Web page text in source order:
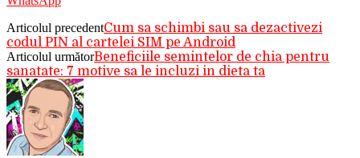
Articolul precedentCum sa schimbi sau sa dezactivezi
codul PIN al cartelei SIM pe Android
Articolul următorBeneficiile semintelor de chia pentru
sanatate: 7 motive sa le incluzi in dieta ta